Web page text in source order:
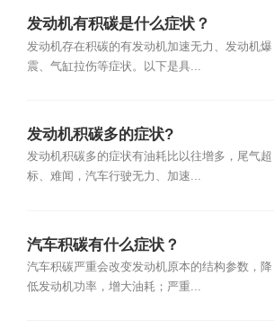
发动机有积碳是什么症状？
发动机存在积碳的有发动机加速无力、发动机爆
震、气缸拉伤等症状。以下是具...
发动机积碳多的症状?
发动机积碳多的症状有油耗比以往增多，尾气超
标、难闻，汽车行驶无力、加速...
汽车积碳有什么症状？
汽车积碳严重会改变发动机原本的结构参数，降
低发动机功率，增大油耗；严重...